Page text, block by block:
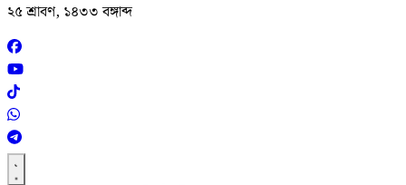
২৫ শ্রাবণ, ১৪৩৩ বঙ্গাব্দ